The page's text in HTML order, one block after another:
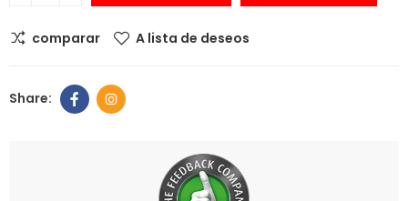
comparar A lista de deseos